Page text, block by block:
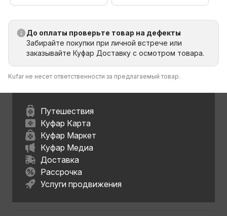
До оплаты проверьте товар на дефекты
Забирайте покупки при личной встрече или
заказывайте Куфар Доставку с осмотром товара.
Kufar не несет ответственности за предлагаемый товар.
Путешествия
Куфар Карта
Куфар Маркет
Куфар Медиа
Доставка
Рассрочка
Услуги продвижения